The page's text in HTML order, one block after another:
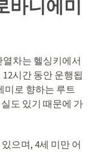
바니에미
차는 헬싱키에서
시간 동안 운행됩
미로 향하는 루트
도 있기 때문에 가
으며, 4세 미만 어